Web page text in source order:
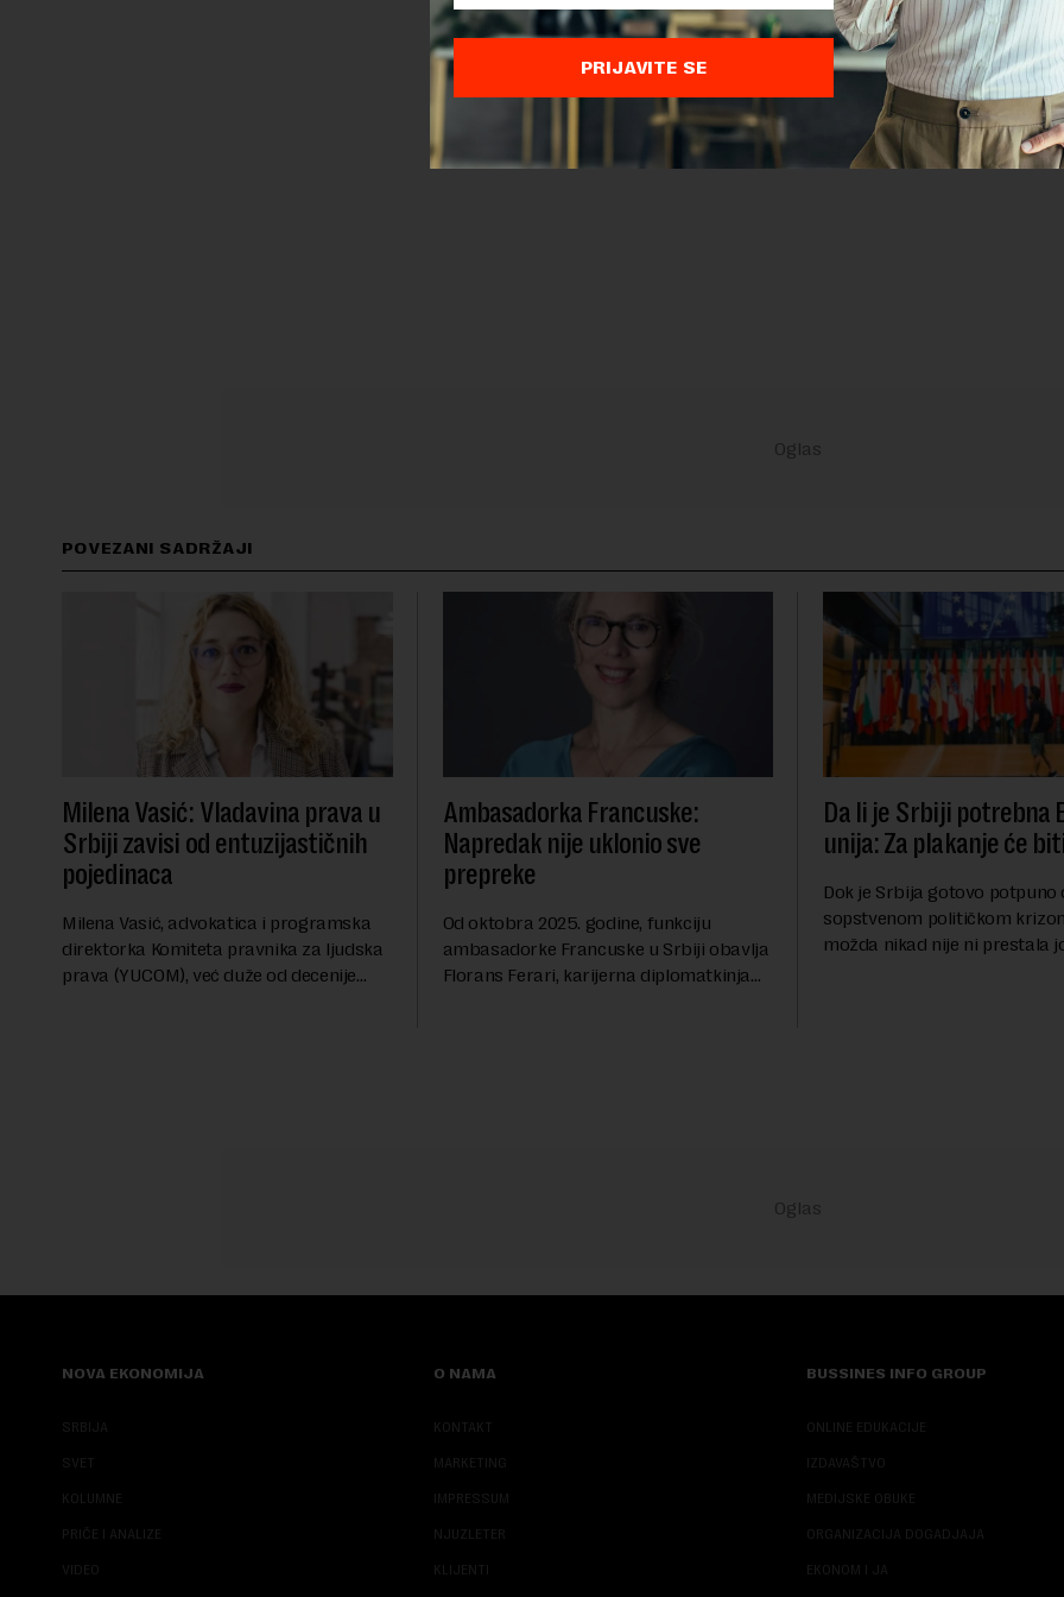
POVEZANI SADRŽAJI
Milena Vasić: Vladavina prava u
Srbiji zavisi od entuzijastičnih
pojedinaca
Milena Vasić, advokatica i programska
direktorka Komiteta pravnika za ljudska
prava (YUCOM), već duže od decenije
Ambasadorka Francuske:
Napredak nije uklonio sve
prepreke
Od oktobra 2025. godine, funkciju
ambasadorke Francuske u Srbiji obavlja
Florans Ferari, karijerna diplomatkinja
Da li je Srbiji potrebna
unija: Za plakanje će
Dok je Srbija gotovo potpuno
sopstvenom političkom
možda nikad nije ni prestala
NOVA EKONOMIJA
SRBIJA
SVET
KOLUMNE
PRIČE I ANALIZE
VIDEO
O NAMA
KONTAKT
MARKETING
IMPRESSUM
NJUZLETER
KLIJENTI
BUSSINES INFO GROUP
ONLINE EDUKACIJE
IZDAVAŠTVO
MEDIJSKE OBUKE
ORGANIZACIJA DOGADJAJA
EKONOM I JA
PRIJAVITE SE